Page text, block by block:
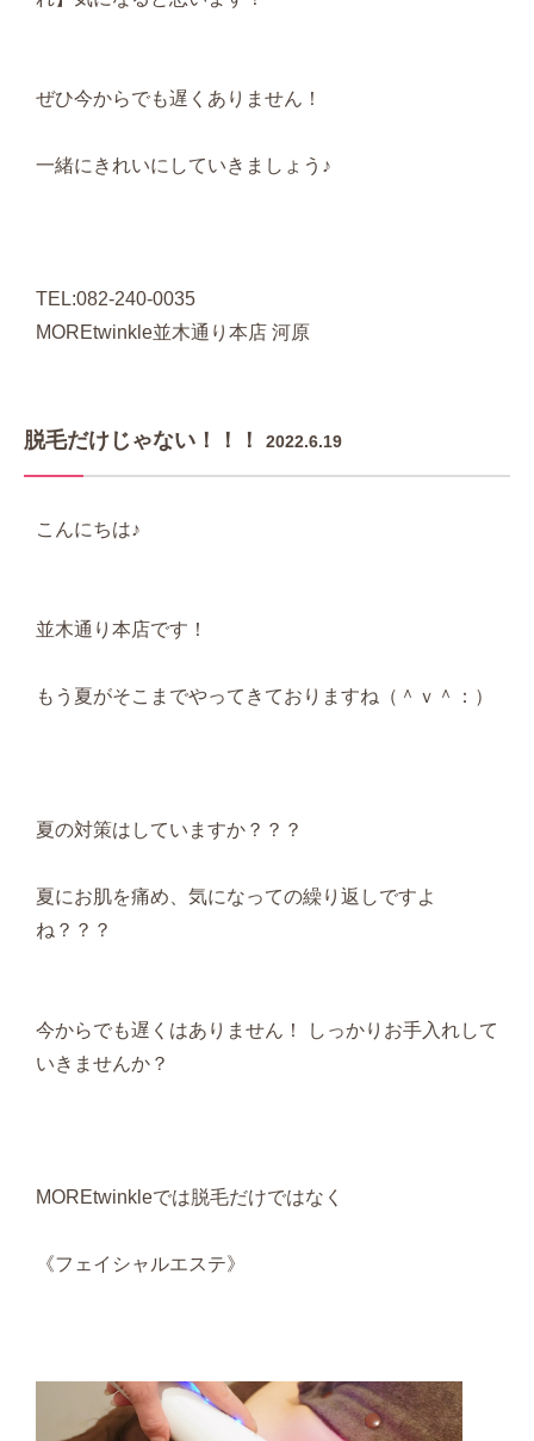
ぜひ今からでも遅くありません！
一緒にきれいにしていきましょう♪
TEL:082-240-0035
MOREtwinkle並木通り本店 河原
脱毛だけじゃない！！！ 2022.6.19
こんにちは♪
並木通り本店です！
もう夏がそこまでやってきておりますね（＾ｖ＾：）
夏の対策はしていますか？？？
夏にお肌を痛め、気になっての繰り返しですよ
ね？？？
今からでも遅くはありません！ しっかりお手入れして
いきませんか？
MOREtwinkleでは脱毛だけではなく
《フェイシャルエステ》